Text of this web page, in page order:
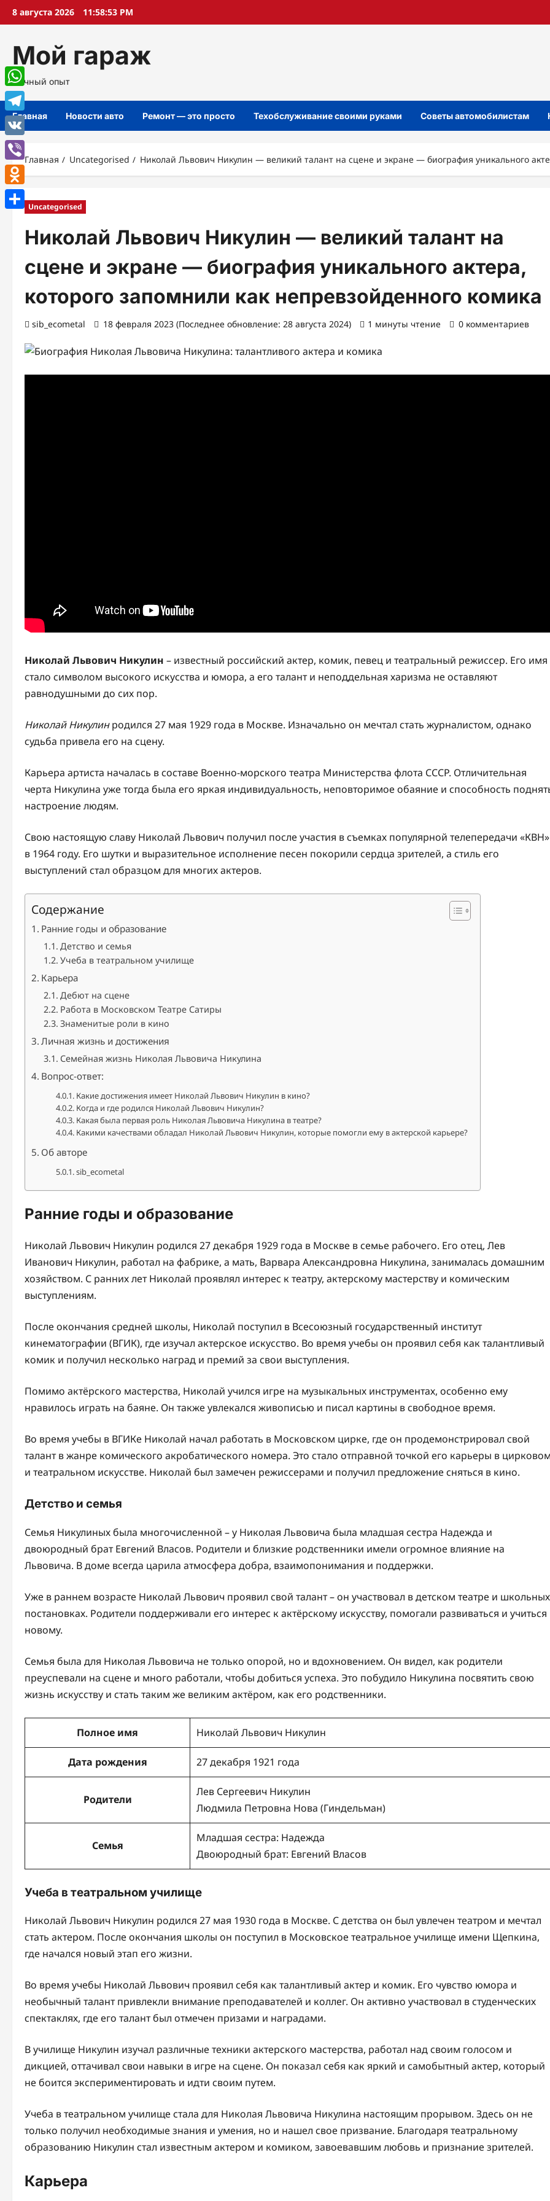
Перейти
8 августа 2026 11:58:54 PM
Мой гараж
Личный опыт
Главная Новости авто Ремонт — это просто Техобслуживание своими руками Советы автомобилистам
Главная Uncategorised Николай Львович Никулин — великий талант на сцене и экране — биография уникального
Uncategorised
Николай Львович Никулин — великий талант на
сцене и экране — биография уникального актера,
которого запомнили как непревзойденного комика
sib_ecometal 18 февраля 2023 (Последнее обновление: 28 августа 2024) 1 минуты чтение 0 комментариев
Николай Львович Никулин – известный российский актер, комик, певец и театральный режиссер. Его имя
стало символом высокого искусства и юмора, а его талант и неподдельная харизма не оставляют
равнодушными до сих пор.
Николай Никулинродился 27 мая 1929 года в Москве. Изначально он мечтал стать журналистом, однако
судьба привела его на сцену.
Карьера артиста началась в составе Военно-морского театра Министерства флота СССР. Отличительная
черта Никулина уже тогда была его яркая индивидуальность, неповторимое обаяние и способность
настроение людям.
Свою настоящую славу Николай Львович получил после участия в съемках популярной телепередачи «КВН»
в 1964 году. Его шутки и выразительное исполнение песен покорили сердца зрителей, а стиль его
выступлений стал образцом для многих актеров.
Содержание
Ранние годы и образование
Детство и семья
Учеба в театральном училище
Карьера
Дебют на сцене
Работа в Московском Театре Сатиры
Знаменитые роли в кино
Личная жизнь и достижения
Семейная жизнь Николая Львовича Никулина
Вопрос-ответ:
Какие достижения имеет Николай Львович Никулин в кино?
Когда и где родился Николай Львович Никулин?
Какая была первая роль Николая Львовича Никулина в театре?
Какими качествами обладал Николай Львович Никулин, которые помогли ему в актерской карьере?
Об авторе
sib_ecometal
Ранние годы и образование
Николай Львович Никулин родился 27 декабря 1929 года в Москве в семье рабочего. Его отец, Лев
Иванович Никулин, работал на фабрике, а мать, Варвара Александровна Никулина, занималась домашним
хозяйством. С ранних лет Николай проявлял интерес к театру, актерскому мастерству и комическим
выступлениям.
После окончания средней школы, Николай поступил в Всесоюзный государственный институт
кинематографии (ВГИК), где изучал актерское искусство. Во время учебы он проявил себя как талантливый
комик и получил несколько наград и премий за свои выступления.
Помимо актёрского мастерства, Николай учился игре на музыкальных инструментах, особенно ему
нравилось играть на баяне. Он также увлекался живописью и писал картины в свободное время.
Во время учебы в ВГИКе Николай начал работать в Московском цирке, где он продемонстрировал свой
талант в жанре комического акробатического номера. Это стало отправной точкой его карьеры в
и театральном искусстве. Николай был замечен режиссерами и получил предложение сняться в кино.
Детство и семья
Семья Никулиных была многочисленной – у Николая Львовича была младшая сестра Надежда и
двоюродный брат Евгений Власов. Родители и близкие родственники имели огромное влияние на
Львовича. В доме всегда царила атмосфера добра, взаимопонимания и поддержки.
Уже в раннем возрасте Николай Львович проявил свой талант – он участвовал в детском театре и школьных
постановках. Родители поддерживали его интерес к актёрскому искусству, помогали развиваться и учиться
новому.
Семья была для Николая Львовича не только опорой, но и вдохновением. Он видел, как родители
преуспевали на сцене и много работали, чтобы добиться успеха. Это побудило Никулина посвятить свою
жизнь искусству и стать таким же великим актёром, как его родственники.
Полное имя Николай Львович Никулин
Дата рождения 27 декабря 1921 года
Родители
Лев Сергеевич Никулин
Людмила Петровна Нова (Гиндельман)
Семья
Младшая сестра: Надежда
Двоюродный брат: Евгений Власов
Учеба в театральном училище
Николай Львович Никулин родился 27 мая 1930 года в Москве. С детства он был увлечен театром и мечтал
стать актером. После окончания школы он поступил в Московское театральное училище имени Щепкина,
где начался новый этап его жизни.
Во время учебы Николай Львович проявил себя как талантливый актер и комик. Его чувство юмора и
необычный талант привлекли внимание преподавателей и коллег. Он активно участвовал в студенческих
спектаклях, где его талант был отмечен призами и наградами.
В училище Никулин изучал различные техники актерского мастерства, работал над своим голосом и
дикцией, оттачивал свои навыки в игре на сцене. Он показал себя как яркий и самобытный актер, который
не боится экспериментировать и идти своим путем.
Учеба в театральном училище стала для Николая Львовича Никулина настоящим прорывом. Здесь он не
только получил необходимые знания и умения, но и нашел свое призвание. Благодаря театральному
образованию Никулин стал известным актером и комиком, завоевавшим любовь и признание зрителей.
Карьера
WhatsApp
Telegram
VK
Viber
Odnoklassniki